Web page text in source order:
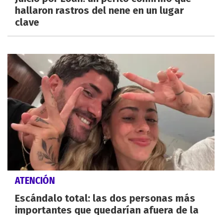
hallaron rastros del nene en un lugar
clave
ATENCIÓN
Escándalo total: las dos personas más
importantes que quedarían afuera de la